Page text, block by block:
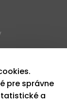
pre správne
a